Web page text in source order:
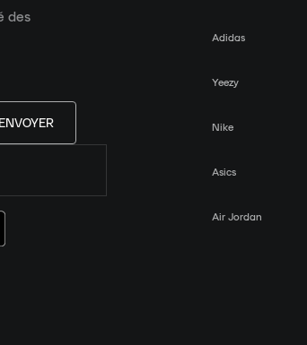
des
ENVOYER
Adidas
Yeezy
Nike
Asics
Air Jordan